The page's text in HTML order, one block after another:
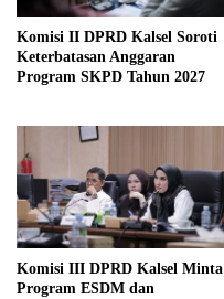
Komisi II DPRD Kalsel Soroti
Keterbatasan Anggaran
Program SKPD Tahun 2027
Komisi III DPRD Kalsel Minta
Program ESDM dan